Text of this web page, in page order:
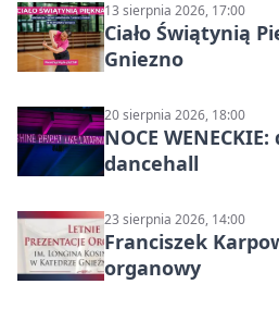
13 sierpnia 2026, 17:00
Ciało Świątynią
Gniezno
20 sierpnia 2026, 18:00
NOCE
dancehall
23 sierpnia 2026, 14:00
Franciszek
organowy